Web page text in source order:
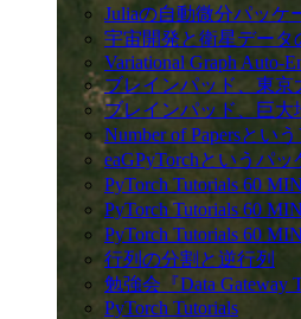
Juliaの自動微分パッケ
宇宙開発と衛星データ
Variational Graph Auto-
ブレインパッド、東
ブレインパッド、巨
Number of Papersとい
eaGPyTorchというパ
PyTorch Tutorials 60
PyTorch Tutorials 60
PyTorch Tutorials 60
行列の分割と逆行列
勉強会『Data Gateway
PyTorch Tutorials